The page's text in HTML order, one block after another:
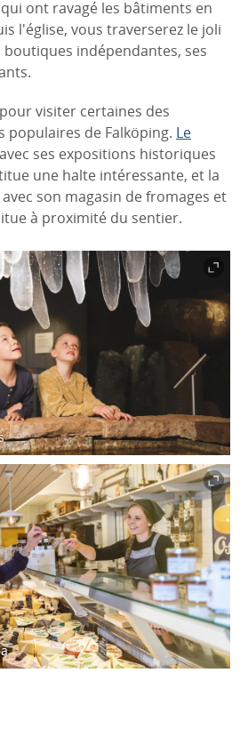
ont ravagé les bâtiments en
l'église, vous traverserez le joli
boutiques indépendantes, ses
visiter certaines des
populaires de Falköping. Le
ses expositions historiques
une halte intéressante, et la
avec son magasin de fromages et
à proximité du sentier.